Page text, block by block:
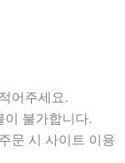
어주세요.
이 불가합니다.
문 시 사이트 이용